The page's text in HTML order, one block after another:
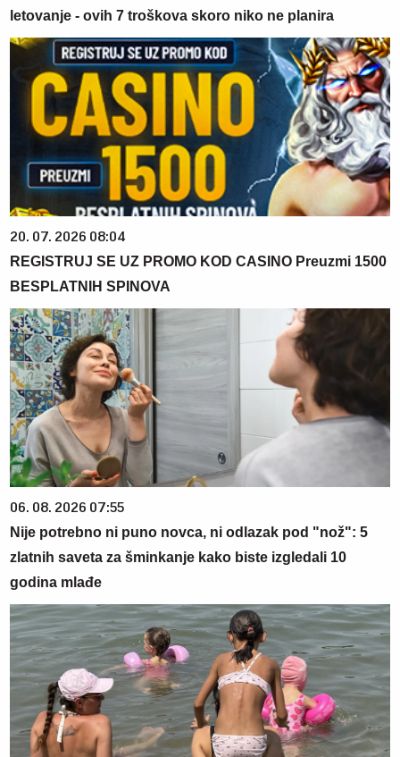
letovanje - ovih 7 troškova skoro niko ne planira
20. 07. 2026 08:04
REGISTRUJ SE UZ PROMO KOD CASINO Preuzmi 1500
BESPLATNIH SPINOVA
06. 08. 2026 07:55
Nije potrebno ni puno novca, ni odlazak pod "nož": 5
zlatnih saveta za šminkanje kako biste izgledali 10
godina mlađe